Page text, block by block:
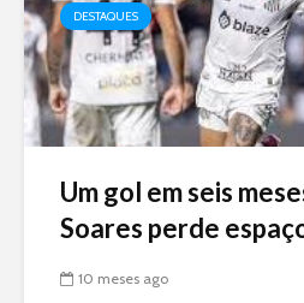
DESTAQUES
Um gol em seis
Soares perde
10 meses ago